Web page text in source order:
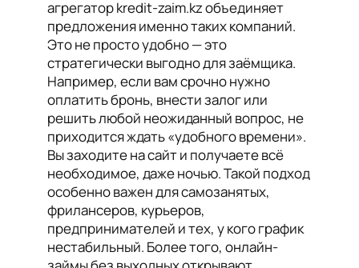
агрегатор kredit-zaim.kz объединяет
предложения именно таких компаний.
Это не просто удобно — это
стратегически выгодно для заёмщика.
Например, если вам срочно нужно
оплатить бронь, внести залог или
решить любой неожиданный вопрос, не
приходится ждать «удобного времени».
Вы заходите на сайт и получаете всё
необходимое, даже ночью. Такой подход
особенно важен для самозанятых,
фрилансеров, курьеров,
предпринимателей и тех, у кого график
нестабильный. Более того, онлайн-